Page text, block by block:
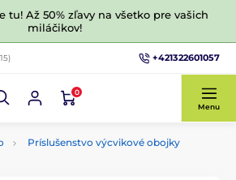
tu! Až 50% zľavy na všetko pre vašich
miláčikov!
+421322601057
0
Menu
Príslušenstvo výcvikové obojky